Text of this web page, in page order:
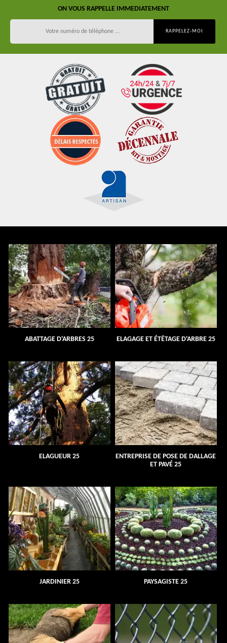
ON VOUS RAPPELLE IMMEDIATEMENT
ABATTAGE D'ARBRES 25 ELAGAGE ET ÉTÊTAGE D'ARBRE 25
ELAGUEUR 25
ENTREPRISE DE POSE DE DALLAGE
ET PAVÉ 25
JARDINIER 25 PAYSAGISTE 25